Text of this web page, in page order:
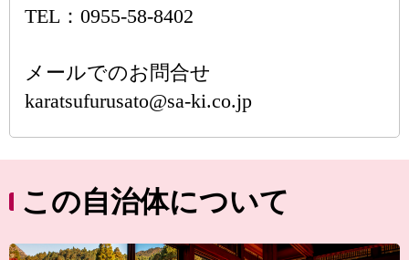
TEL：0955-58-8402
メールでのお問合せ
karatsufurusato@sa-ki.co.jp
この自治体について